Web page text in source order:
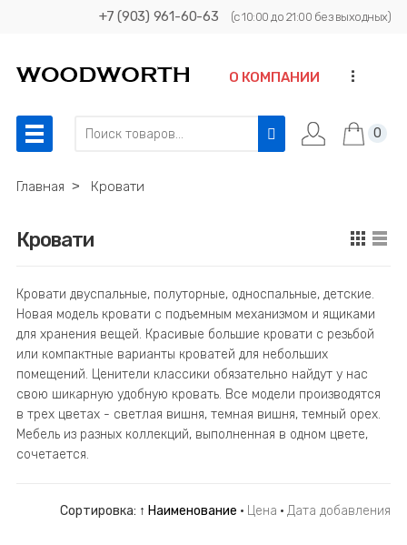
+7 (903) 961-60-63 (с 10:00 до 21:00 без выходных)
О КОМПАНИИ ...
0
Главная ˃ Кровати
Кровати
Кровати двуспальные, полуторные, односпальные, детские.
Новая модель кровати с подъемным механизмом и ящиками
для хранения вещей. Красивые большие кровати с резьбой
или компактные варианты кроватей для небольших
помещений. Ценители классики обязательно найдут у нас
свою шикарную удобную кровать. Все модели производятся
в трех цветах - светлая вишня, темная вишня, темный орех.
Мебель из разных коллекций, выполненная в одном цвете,
сочетается.
Сортировка: ↑ Наименование · Цена ·Дата добавления